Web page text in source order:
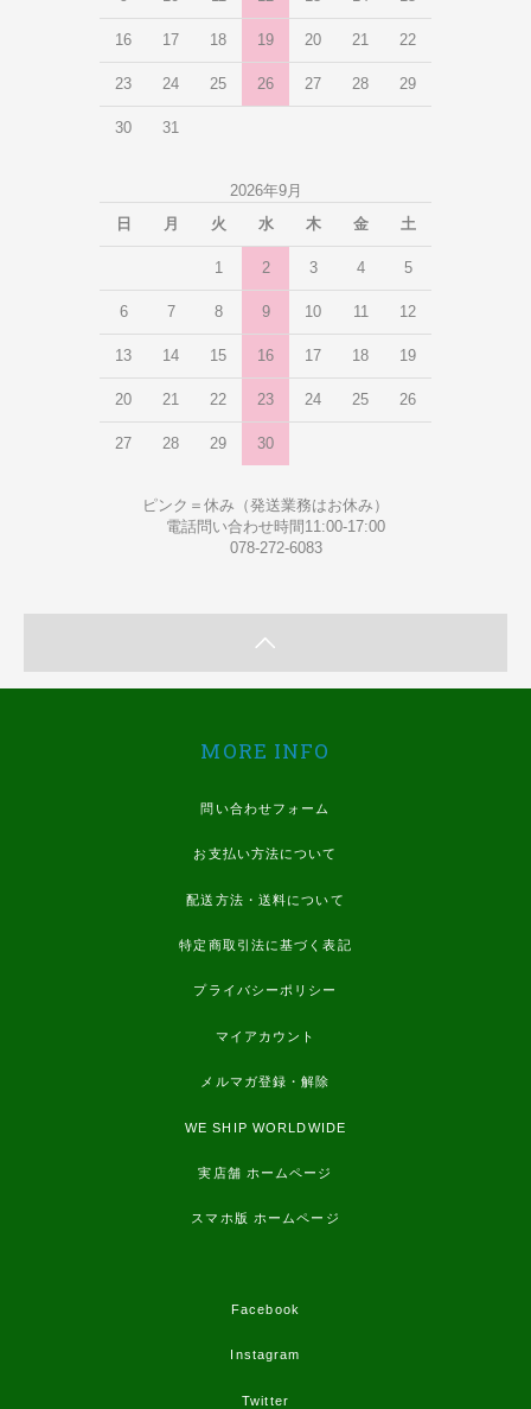
16 17 18 19 20 21 22
23 24 25 26 27 28 29
30 31
2026年9月
日
月 火 水 木 金 土
1 2 3 4 5
6 7 8 9 10 11 12
13 14 15 16 17 18 19
20 21 22 23 24 25 26
27 28 29 30
ピンク＝休み（発送業務はお休み）
電話問い合わせ時間11:00-17:00
078-272-6083
MORE INFO
問い合わせフォーム
お支払い方法について
配送方法・送料について
特定商取引法に基づく表記
プライバシーポリシー
マイアカウント
メルマガ登録・解除
WE SHIP WORLDWIDE
実店舗 ホームページ
スマホ版 ホームページ
Facebook
Instagram
Twitter